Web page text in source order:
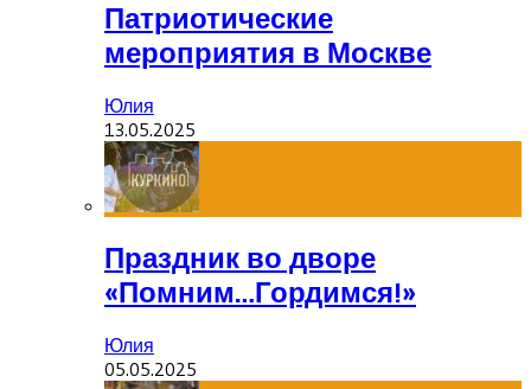
Патриотические
мероприятия в Москве
Юлия
13.05.2025
Праздник во дворе
«Помним…Гордимся!»
Юлия
05.05.2025